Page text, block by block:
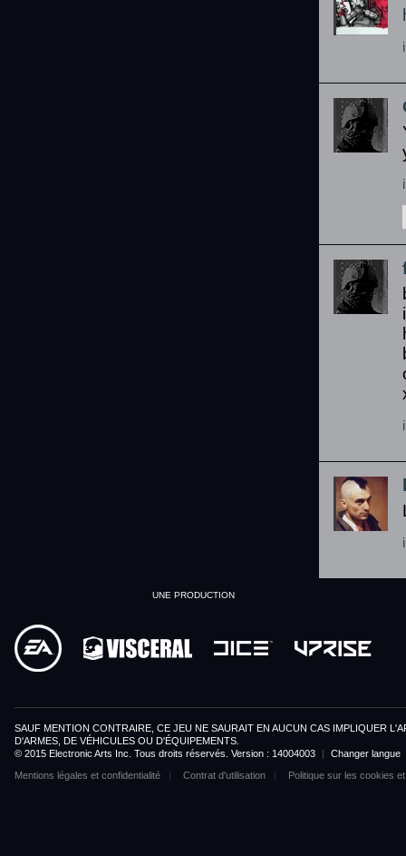
UNE PRODUCTION
SAUF MENTION CONTRAIRE, CE JEU NE SAURAIT EN AUCUN CAS IMPLIQUER
D'ARMES, DE VÉHICULES OU D'ÉQUIPEMENTS.
© 2015 Electronic Arts Inc. Tous droits réservés. Version : 14004003
|
Changer langue
Mentions légales et confidentialité
Contrat d'utilisation Politique sur les cookies